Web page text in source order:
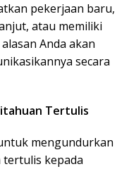
pekerjaan baru,
atau memiliki
Anda akan
secara
Tertulis
mengundurkan
kepada